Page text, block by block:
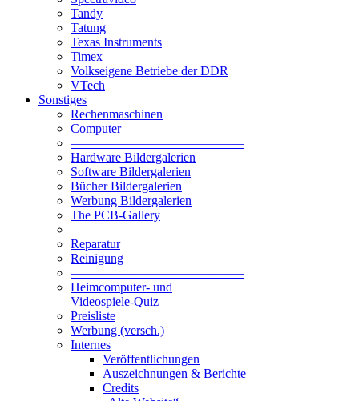
Tandy
Tatung
Texas Instruments
Timex
Volkseigene Betriebe der DDR
VTech
Sonstiges
Rechenmaschinen
Computer
—————————————–
Hardware Bildergalerien
Software Bildergalerien
Bücher Bildergalerien
Werbung Bildergalerien
The PCB-Gallery
—————————————–
Reparatur
Reinigung
—————————————–
Heimcomputer- und
Videospiele-Quiz
Preisliste
Werbung (versch.)
Internes
Veröffentlichungen
Auszeichnungen & Berichte
Credits